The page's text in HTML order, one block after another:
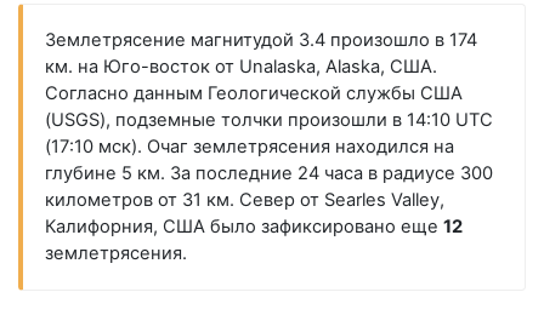
Землетрясение магнитудой 3.4 произошло в 174
км. на Юго-восток от Unalaska, Alaska, США.
Согласно данным Геологической службы США
(USGS), подземные толчки произошли в 14:10 UTC
(17:10 мск). Очаг землетрясения находился на
глубине 5 км. За последние 24 часа в радиусе 300
километров от 31 км. Север от Searles Valley,
Калифорния, США было зафиксировано еще 12
землетрясения.